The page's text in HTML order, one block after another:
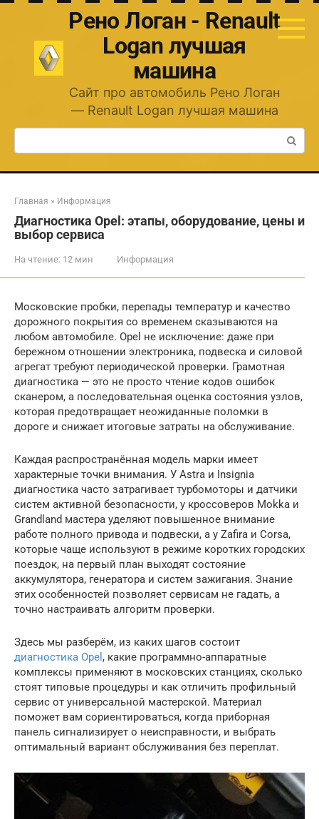
Перейти
Рено Логан - Renault
Logan лучшая
машина
Сайт про автомобиль Рено Логан
— Renault Logan лучшая машина
Поиск:
Главная » Информация
Диагностика Opel: этапы, оборудование, цены и
выбор сервиса
На чтение: 12 мин Информация
Московские пробки, перепады температур и качество
дорожного покрытия со временем сказываются на
любом автомобиле. Opel не исключение: даже при
бережном отношении электроника, подвеска и силовой
агрегат требуют периодической проверки. Грамотная
диагностика — это не просто чтение кодов ошибок
сканером, а последовательная оценка состояния узлов,
которая предотвращает неожиданные поломки в
дороге и снижает итоговые затраты на обслуживание.
Каждая распространённая модель марки имеет
характерные точки внимания. У Astra и Insignia
диагностика часто затрагивает турбомоторы и датчики
систем активной безопасности, у кроссоверов Mokka и
Grandland мастера уделяют повышенное внимание
работе полного привода и подвески, а у Zafira и Corsa,
которые чаще используют в режиме коротких городских
поездок, на первый план выходят состояние
аккумулятора, генератора и систем зажигания. Знание
этих особенностей позволяет сервисам не гадать, а
точно настраивать алгоритм проверки.
Здесь мы разберём, из каких шагов состоит
диагностика Opel , какие программно-аппаратные
комплексы применяют в московских станциях, сколько
стоят типовые процедуры и как отличить профильный
сервис от универсальной мастерской. Материал
поможет вам сориентироваться, когда приборная
панель сигнализирует о неисправности, и выбрать
оптимальный вариант обслуживания без переплат.